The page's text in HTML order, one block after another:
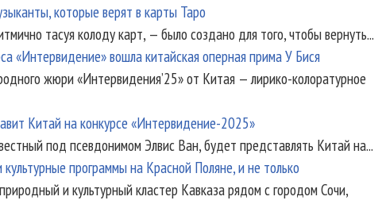
которые верят в карты Таро
тасуя колоду карт, — было создано для того, чтобы вернуть...
«Интервидение» вошла китайская оперная прима У Бися
жюри «Интервидения’25» от Китая — лирико-колоратурное
Китай на конкурсе «Интервидение-2025»
под псевдонимом Элвис Ван, будет представлять Китай на...
программы на Красной Поляне, и не только
и культурный кластер Кавказа рядом с городом Сочи,